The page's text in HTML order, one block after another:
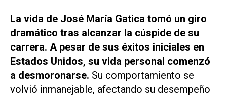
La vida de José María Gatica tomó un giro
dramático tras alcanzar la cúspide de su
carrera. A pesar de sus éxitos iniciales en
Estados Unidos, su vida personal comenzó
a desmoronarse. Su comportamiento se
volvió inmanejable, afectando su desempeño